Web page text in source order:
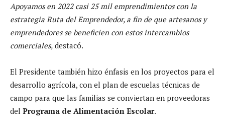
Apoyamos en 2022 casi 25 mil emprendimientos con la
estrategia Ruta del Emprendedor, a fin de que artesanos y
emprendedores se beneficien con estos intercambios
comerciales, destacó.
El Presidente también hizo énfasis en los proyectos para el
desarrollo agrícola, con el plan de escuelas técnicas de
campo para que las familias se conviertan en proveedoras
del Programa de Alimentación Escolar.